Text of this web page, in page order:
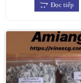
Đọc tiếp